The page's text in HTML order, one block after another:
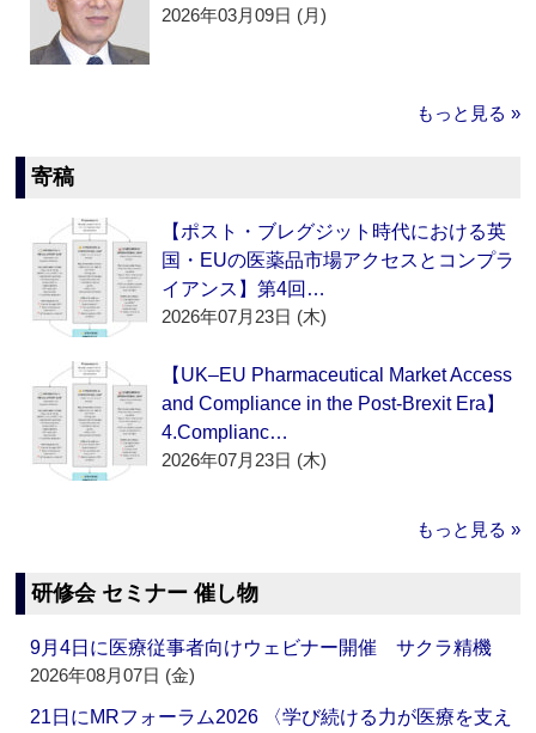
2026年03月09日 (月)
もっと見る »
寄稿
【ポスト・ブレグジット時代における英
国・EUの医薬品市場アクセスとコンプラ
イアンス】第4回…
2026年07月23日 (木)
【UK–EU Pharmaceutical Market Access
and Compliance in the Post-Brexit Era】
4.Complianc…
2026年07月23日 (木)
もっと見る »
研修会 セミナー 催し物
9月4日に医療従事者向けウェビナー開催 サクラ精機
2026年08月07日 (金)
21日にMRフォーラム2026 〈学び続ける力が医療を支え